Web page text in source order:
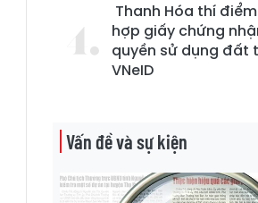
Thanh Hóa thí
hợp giấy chứng
quyền sử dụng đất
VNeID
Vấn đề và sự kiện